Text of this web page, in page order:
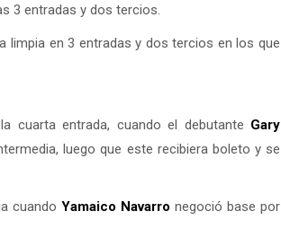
3 entradas y dos tercios.
limpia en 3 entradas y dos tercios en los que
cuarta entrada, cuando el debutante Gary
luego que este recibiera boleto y se
cuando Yamaico Navarro negoció base por